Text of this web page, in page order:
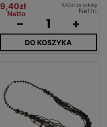
9,40zł
Netto
9,40zł za sztukę
Netto
- +
DO KOSZYKA